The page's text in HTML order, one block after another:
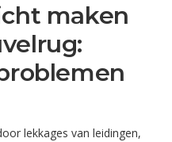
maken
lekkages van leidingen,